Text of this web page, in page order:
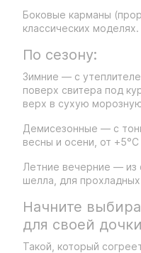
Боковые карманы
классических моделях.
По сезону:
Зимние — с
поверх свитера под
верх в сухую
Демисезонные — с
весны и осени, от
Летние вечерние — из
шелла, для
Начните
для своей
Такой, который